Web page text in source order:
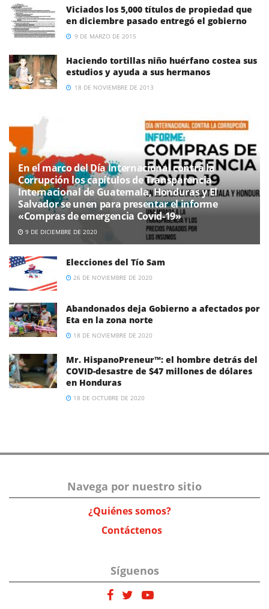
Viciados los 5,000 títulos de propiedad que
en diciembre pasado entregó el gobierno
9 DE MARZO DE 2015
Haciendo tortillas niño huérfano costea sus
estudios y ayuda a sus hermanos
18 DE NOVIEMBRE DE 2013
En el marco del Día Internacional contra la
Corrupción los capítulos de Transparencia
Internacional de Guatemala, Honduras y El
Salvador se unen para presentar el informe
«Compras de emergencia Covid-19»
9 DE DICIEMBRE DE 2020
Elecciones del Tío Sam
26 DE NOVIEMBRE DE 2020
Abandonados deja Gobierno a afectados por
Eta en la zona norte
18 DE NOVIEMBRE DE 2020
Mr. HispanoPreneur™: el hombre detrás del
COVID-desastre de $47 millones de dólares
en Honduras
18 DE OCTUBRE DE 2020
Navega por nuestro sitio
¿Quiénes somos?
Contáctenos
Síguenos